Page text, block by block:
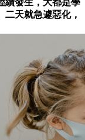
天就急遽惡化，